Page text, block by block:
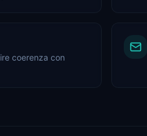
coerenza con